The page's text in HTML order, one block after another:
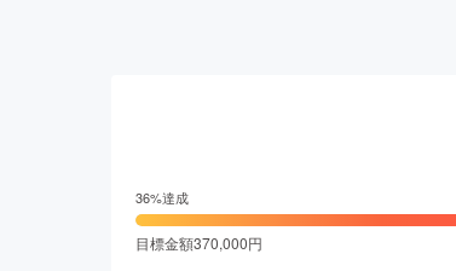
36%達成
目標金額370,000円